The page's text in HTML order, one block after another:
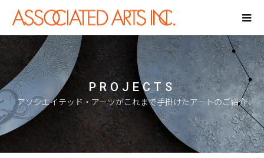
PROJECTS
アソシエイテッド・アーツがこれまで手掛けたアートのご紹介